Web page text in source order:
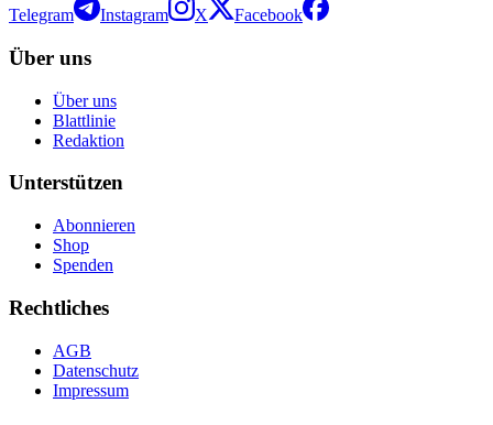
Telegram Instagram X Facebook
Über uns
Über uns
Blattlinie
Redaktion
Unterstützen
Abonnieren
Shop
Spenden
Rechtliches
AGB
Datenschutz
Impressum